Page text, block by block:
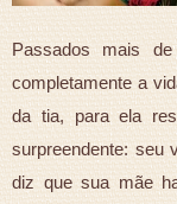
Passados mais
completamente a
da tia, para ela
surpreendente: seu
diz que sua mãe